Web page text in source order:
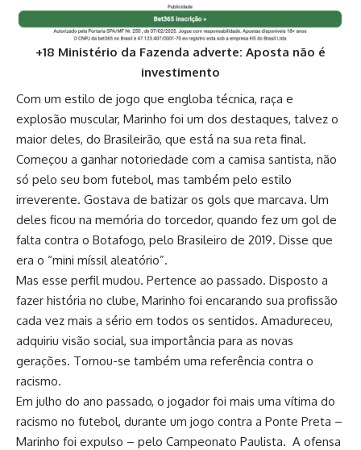
+18 Ministério da Fazenda adverte: Aposta não é
investimento
Com um estilo de jogo que engloba técnica, raça e
explosão muscular, Marinho foi um dos destaques, talvez o
maior deles, do Brasileirão, que está na sua reta final.
Começou a ganhar notoriedade com a camisa santista, não
só pelo seu bom futebol, mas também pelo estilo
irreverente. Gostava de batizar os gols que marcava. Um
deles ficou na memória do torcedor, quando fez um gol de
falta contra o Botafogo, pelo Brasileiro de 2019. Disse que
era o “mini míssil aleatório”.
Mas esse perfil mudou. Pertence ao passado. Disposto a
fazer história no clube, Marinho foi encarando sua profissão
cada vez mais a sério em todos os sentidos. Amadureceu,
adquiriu visão social, sua importância para as novas
gerações. Tornou-se também uma referência contra o
racismo.
Em julho do ano passado, o jogador foi mais uma vítima do
racismo no futebol, durante um jogo contra a Ponte Preta –
Marinho foi expulso – pelo Campeonato Paulista. A ofensa